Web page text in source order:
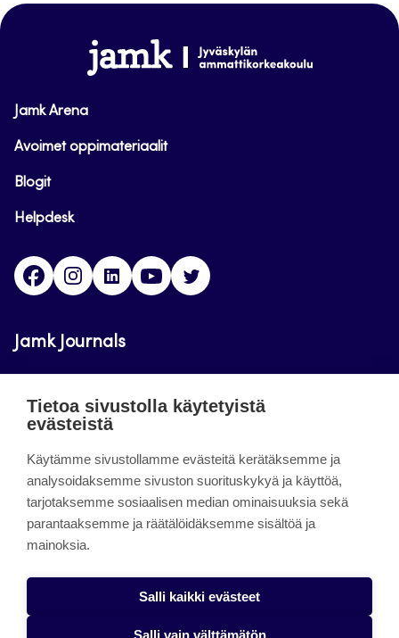
www.jamk.fi
Jamk Arena
Avoimet oppimateriaalit
Blogit
Helpdesk
FacebookInstagram
LinkedInYoutube
Jamk Journals
luettavissa. Verkkolehtien tarkoituksena on tukea
innovaatiotoimintaa.
About the site
Jamkin verkkolehdet
Saavutettavuusseloste
Tietosuojaseloste
Tietoa sivustolla käytetyistä
evästeistä
Käytämme sivustollamme evästeitä kerätäksemme ja
analysoidaksemme sivuston suorituskykyä ja käyttöä,
tarjotaksemme sosiaalisen median ominaisuuksia sekä
parantaaksemme ja räätälöidäksemme sisältöä ja
mainoksia.
Salli kaikki evästeet
Salli vain välttämätön